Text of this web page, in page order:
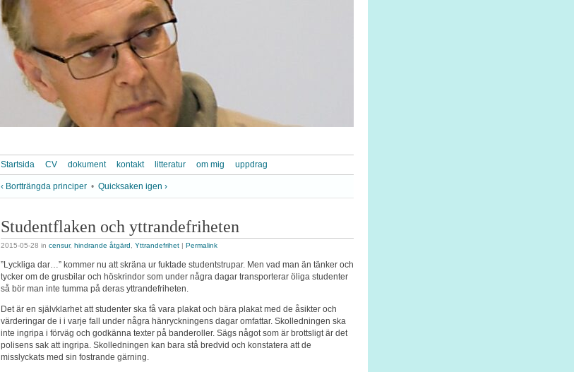
Startsida CV dokument kontakt litteratur om mig uppdrag
‹ Bortträngda principer • Quicksaken igen ›
Studentflaken och yttrandefriheten
2015-05-28 in censur, hindrande åtgärd Yttrandefrihet | Permalink
”Lyckliga dar…” kommer nu att skräna ur fuktade studentstrupar. Men vad man än tänker och
tycker om de grusbilar och höskrindor som under några dagar transporterar öliga studenter
så bör man inte tumma på deras yttrandefriheten.
Det är en självklarhet att studenter ska få vara plakat och bära plakat med de åsikter och
värderingar de i i varje fall under några hänryckningens dagar omfattar. Skolledningen ska
inte ingripa i förväg och godkänna texter på banderoller. Sägs något som är brottsligt är det
polisens sak att ingripa. Skolledningen kan bara stå bredvid och konstatera att de
misslyckats med sin fostrande gärning.